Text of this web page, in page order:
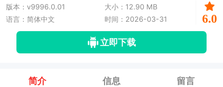
版本：v9996.0.01
大小：12.90 MB
语言：简体中文
时间：2026-03-31 6.0
立即下载
简介 信息 留言